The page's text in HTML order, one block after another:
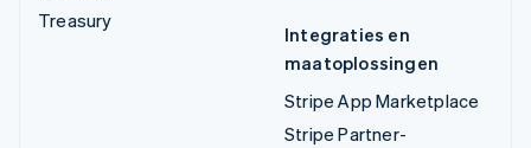
Treasury
Integraties en
maatoplossingen
Stripe App Marketplace
Stripe Partner-